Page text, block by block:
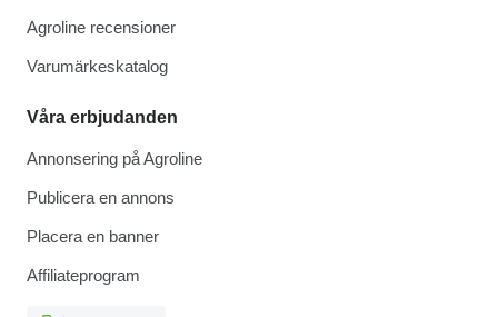
Agroline recensioner
Varumärkeskatalog
Våra erbjudanden
Annonsering på Agroline
Publicera en annons
Placera en banner
Affiliateprogram